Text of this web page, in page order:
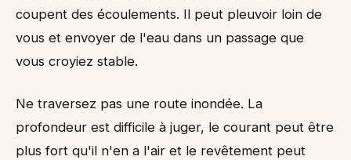
coupent des écoulements. Il peut pleuvoir loin de
vous et envoyer de l'eau dans un passage que
vous croyiez stable.
Ne traversez pas une route inondée. La
profondeur est difficile à juger, le courant peut être
plus fort qu'il n'en a l'air et le revêtement peut